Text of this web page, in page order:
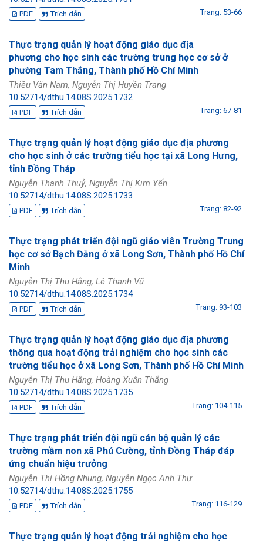
PDF Trích dẫn Trang: 53-66
Thực trạng quản lý hoạt động giáo dục địa
phương cho học sinh các trường trung học cơ sở ở
phường Tam Thắng, Thành phố Hồ Chí Minh
Thiều Văn Nam, Nguyễn Thị Huyền Trang
10.52714/dthu.14.08S.2025.1732
PDF Trích dẫn Trang: 67-81
Thực trạng quản lý hoạt động giáo dục địa phương
cho học sinh ở các trường tiểu học tại xã Long Hưng,
tỉnh Đồng Tháp
Nguyễn Thanh Thuỷ, Nguyễn Thị Kim Yến
10.52714/dthu.14.08S.2025.1733
PDF Trích dẫn Trang: 82-92
Thực trạng phát triển đội ngũ giáo viên Trường Trung
học cơ sở Bạch Đằng ở xã Long Sơn, Thành phố Hồ Chí
Minh
Nguyễn Thị Thu Hằng, Lê Thanh Vũ
10.52714/dthu.14.08S.2025.1734
PDF Trích dẫn Trang: 93-103
Thực trạng quản lý hoạt động giáo dục địa phương
thông qua hoạt động trải nghiệm cho học sinh các
trường tiểu học ở xã Long Sơn, Thành phố Hồ Chí Minh
Nguyễn Thị Thu Hằng, Hoàng Xuân Thắng
10.52714/dthu.14.08S.2025.1735
PDF Trích dẫn Trang: 104-115
Thực trạng phát triển đội ngũ cán bộ quản lý các
trường mầm non xã Phú Cường, tỉnh Đồng Tháp đáp
ứng chuẩn hiệu trưởng
Nguyễn Thị Hồng Nhung, Nguyễn Ngọc Anh Thư
10.52714/dthu.14.08S.2025.1755
PDF Trích dẫn Trang: 116-129
Thực trạng quản lý hoạt động trải nghiệm cho học